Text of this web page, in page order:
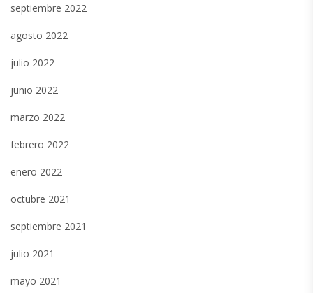
septiembre 2022
agosto 2022
julio 2022
junio 2022
marzo 2022
febrero 2022
enero 2022
octubre 2021
septiembre 2021
julio 2021
mayo 2021